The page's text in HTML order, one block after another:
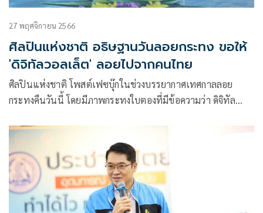
27 พฤศจิกายน 2566
ศิลปินแห่งชาติ อธิษฐานวันลอยกระทง ขอให้
'ดิจิทัลวอลเล็ต' ลอยไปจากคนไทย
ศิลปินแห่งชาติ โพสต์เฟซบุ๊กในช่วงบรรยากาศเทศกาลลอย
กระทงคืนวันนี้ โดยมีภาพกระทงใบตองที่มีข้อความว่า ดิจิทัล